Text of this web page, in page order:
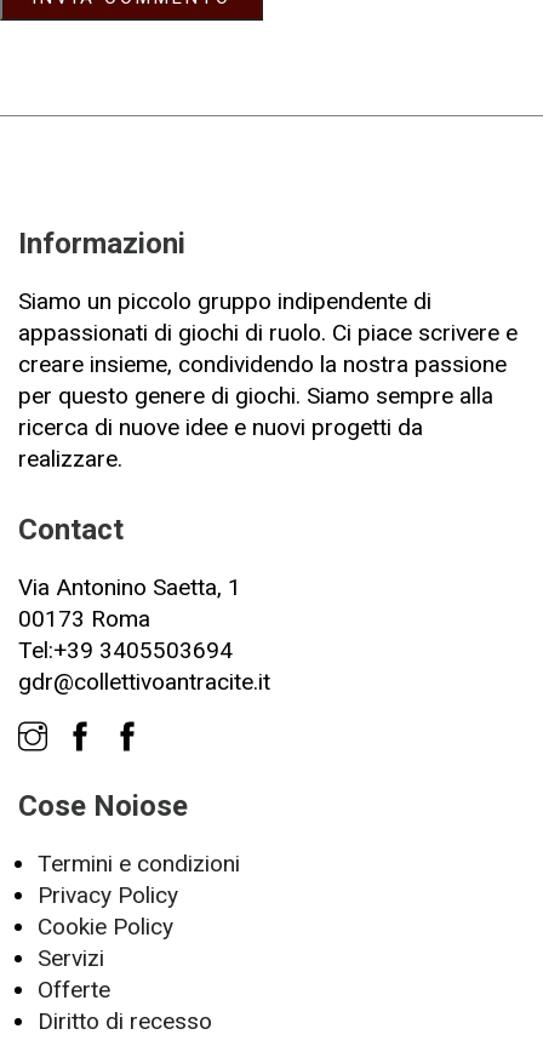
Informazioni
Siamo un piccolo gruppo indipendente di
appassionati di giochi di ruolo. Ci piace scrivere e
creare insieme, condividendo la nostra passione
per questo genere di giochi. Siamo sempre alla
ricerca di nuove idee e nuovi progetti da
realizzare.
Contact
Via Antonino Saetta, 1
00173 Roma
Tel:+39 3405503694
gdr@collettivoantracite.it
Cose Noiose
Termini e condizioni
Privacy Policy
Cookie Policy
Servizi
Offerte
Diritto di recesso